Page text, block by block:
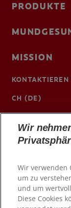
PRODUKTE
MISSION
KONTAKTIEREN
CH (DE)
Wir
Wir verwenden
um zu
und um
Diese Cookies